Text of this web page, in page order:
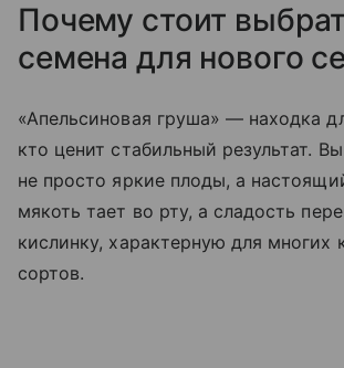
Почему стоит
семена для нового
«Апельсиновая груша» — находка
кто ценит стабильный результат.
не просто яркие плоды, а
мякоть тает во рту, а сладость
кислинку, характерную для многих
сортов.